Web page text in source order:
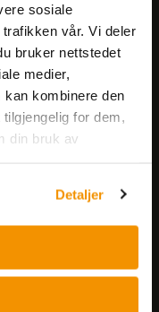
sosiale
vår. Vi deler
bruker nettstedet
medier,
kombinere den
for dem,
din bruk av
Detaljer